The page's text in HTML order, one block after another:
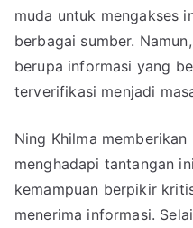
muda untuk mengakses
berbagai sumber.
berupa informasi yang
terverifikasi menjadi
Ning Khilma
menghadapi tantangan
kemampuan berpikir
menerima informasi.